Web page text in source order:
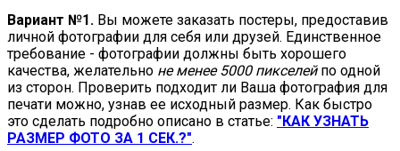
Вариант №1. Вы можете заказать постеры, предоставив
личной фотографии для себя или друзей. Единственное
требование - фотографии должны быть хорошего
качества, желательно не менее 5000 пикселейпо одной
из сторон. Проверить подходит ли Ваша фотография для
печати можно, узнав ее исходный размер. Как быстро
это сделать подробно описано в статье: "КАК УЗНАТЬ
РАЗМЕР ФОТО ЗА 1 СЕК.?".